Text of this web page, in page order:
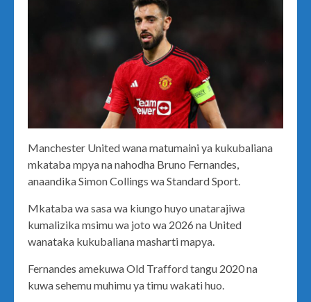
Manchester United wana matumaini ya kukubaliana
mkataba mpya na nahodha Bruno Fernandes,
anaandika Simon Collings wa Standard Sport.
Mkataba wa sasa wa kiungo huyo unatarajiwa
kumalizika msimu wa joto wa 2026 na United
wanataka kukubaliana masharti mapya.
Fernandes amekuwa Old Trafford tangu 2020 na
kuwa sehemu muhimu ya timu wakati huo.